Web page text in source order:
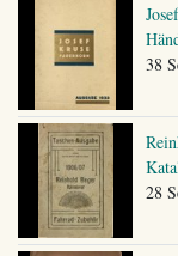
38
28